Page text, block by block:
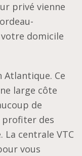
privé vienne
domicile
Atlantique. Ce
large côte
de
profiter des
La centrale VTC
vous